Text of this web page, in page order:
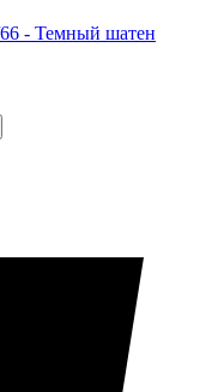
66 - Темный шатен